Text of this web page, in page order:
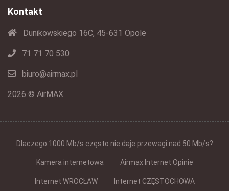
Kontakt
Dunikowskiego 16C, 45-631 Opole
71 71 70 530
biuro@airmax.pl
2026 © AirMAX
Dlaczego 1000 Mb/s często nie daje przewagi nad 50 Mb/s?
Kamera internetowa Airmax Internet Opinie
Internet WROCŁAW Internet CZĘSTOCHOWA